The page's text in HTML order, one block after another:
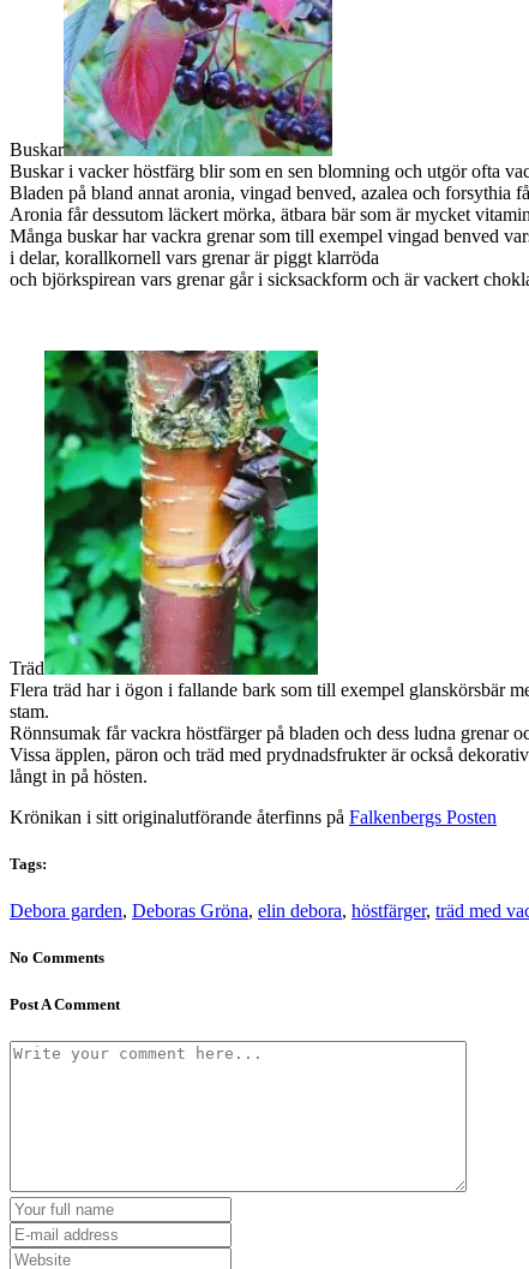
Buskar
Buskar i vacker höstfärg blir som en sen blomning och utgör ofta
Bladen på bland annat aronia, vingad benved, azalea och forsythia
Aronia får dessutom läckert mörka, ätbara bär som är mycket
Många buskar har vackra grenar som till exempel vingad benved
i delar, korallkornell vars grenar är piggt klarröda
och björkspirean vars grenar går i sicksackform och är vackert
Träd
Flera träd har i ögon i fallande bark som till exempel glanskörsbär
stam.
Rönnsumak får vackra höstfärger på bladen och dess ludna grenar
Vissa äpplen, päron och träd med prydnadsfrukter är också
långt in på hösten.
Krönikan i sitt originalutförande återfinns på Falkenbergs Posten
Tags:
Debora garden, Deboras Gröna, elin debora, höstfärger, träd med
No Comments
Post A Comment